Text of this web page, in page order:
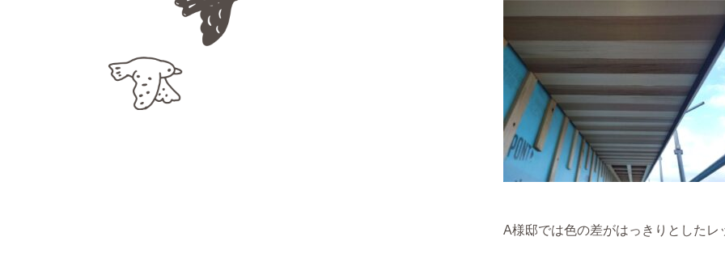
A様邸では色の差がはっきりとしたレ